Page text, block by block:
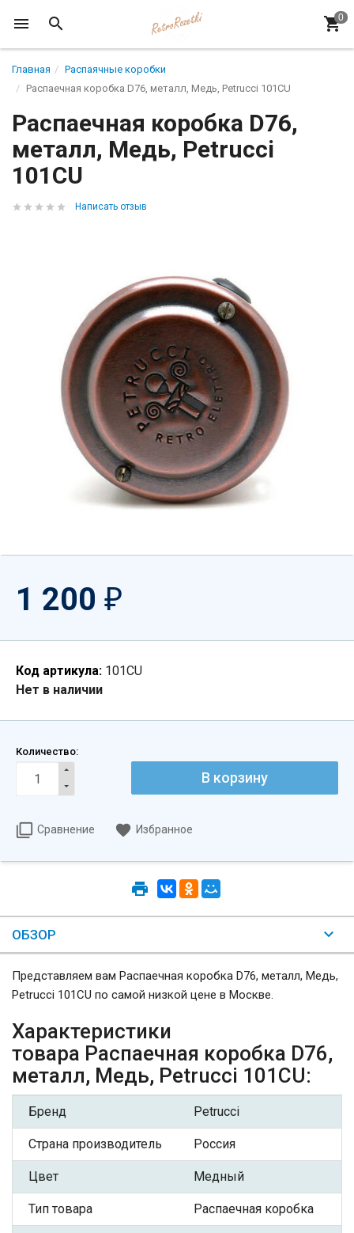
Главная
Распаячные коробки
Распаечная коробка D76, металл, Медь, Petrucci 101CU
Распаечная коробка D76,
металл, Медь, Petrucci
101CU
Написать отзыв
1 200 ₽
Код артикула: 101CU
Нет в наличии
Количество:
Сравнение Избранное
ОБЗОР
Представляем вам Распаечная коробка D76, металл, Медь,
Petrucci 101CU по самой низкой цене в Москве.
Характеристики
товара Распаечная коробка D76,
металл, Медь, Petrucci 101CU:
Бренд Petrucci
Страна производитель Россия
Цвет Медный
Тип товара Распаечная коробка